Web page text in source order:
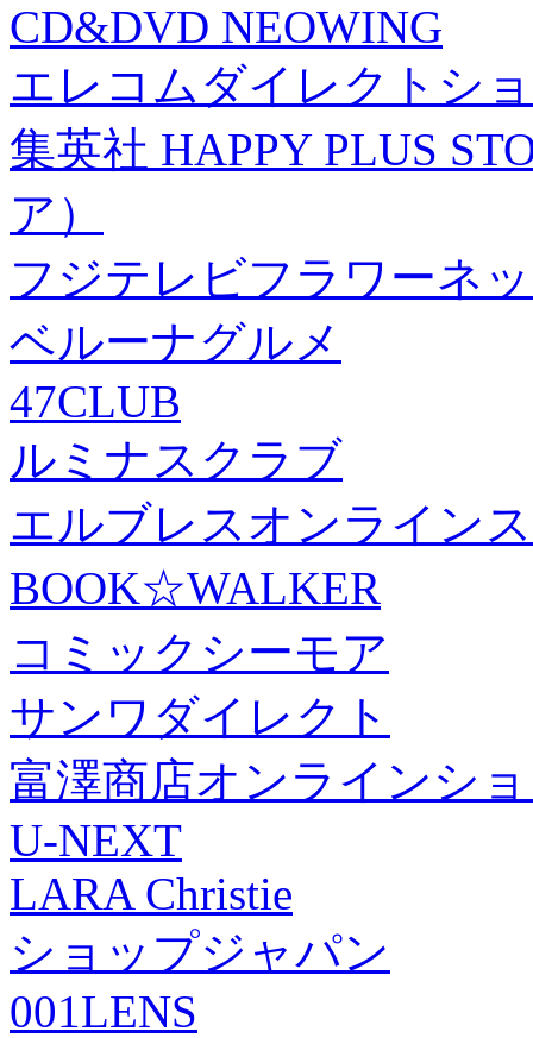
CD&DVD NEOWING
エレコムダイレクトシ
集英社 HAPPY PLUS
ア）
フジテレビフラワーネ
ベルーナグルメ
47CLUB
ルミナスクラブ
エルブレスオンライン
BOOK☆WALKER
コミックシーモア
サンワダイレクト
富澤商店オンラインシ
U-NEXT
LARA Christie
ショップジャパン
001LENS